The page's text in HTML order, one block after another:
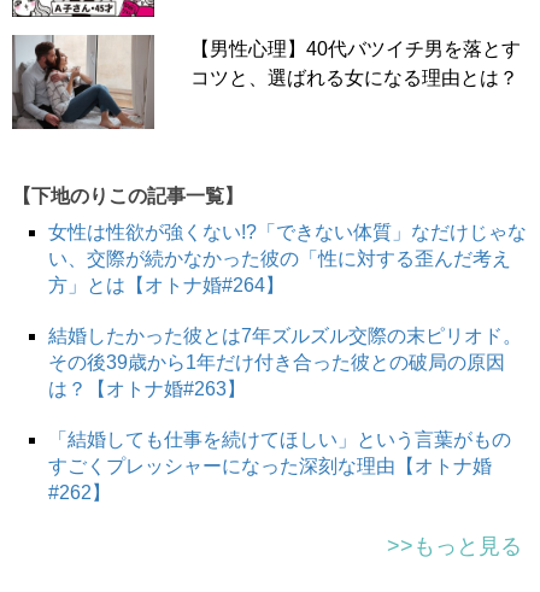
【男性心理】40代バツイチ男を落とす
コツと、選ばれる女になる理由とは？
【下地のりこの記事一覧】
女性は性欲が強くない!?「できない体質」なだけじゃな
い、交際が続かなかった彼の「性に対する歪んだ考え
方」とは【オトナ婚#264】
結婚したかった彼とは7年ズルズル交際の末ピリオド。
その後39歳から1年だけ付き合った彼との破局の原因
は？【オトナ婚#263】
「結婚しても仕事を続けてほしい」という言葉がもの
すごくプレッシャーになった深刻な理由【オトナ婚
#262】
>>もっと見る